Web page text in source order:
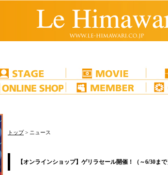
トップ> ニュース
【オンラインショップ】ゲリラセール開催！（～6/30まで